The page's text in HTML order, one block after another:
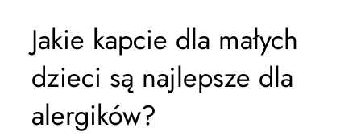
Jakie kapcie dla małych
dzieci są najlepsze dla
alergików?